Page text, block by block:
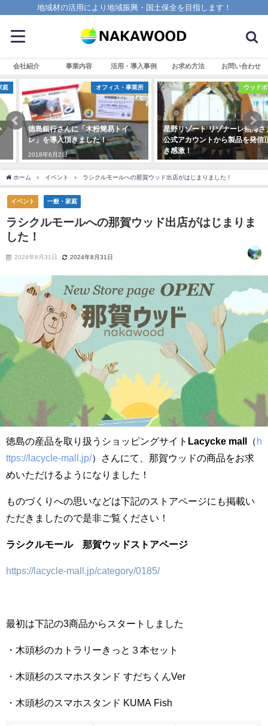
地域材の活用により地域振興・国土保全を目指します！
会社紹介 事業内容 活用・導入事例 お求め方法 お問い合わせ
オフィス・事業所
徳島銀行さんに「木粉簡易トイ
レ」を導入頂きました！
2018年6月2日
ウッドボード
星野リゾート リゾナーレ熱海さま
公式アカウントから製品を発信頂
き感激！
ホーム イベント ラシクルモールへの那賀ウッド出店がはじまりました！
イベント 一般・家庭
ラシクルモールへの那賀ウッド出店がはじまりま
した！
2024年8月31日 2024年8月31日
徳島の産品を取り扱うショッピングサイト Lacycke mall （ h
ttps://lacycle-mall.jp/）さんにて、那賀ウッドの商品をお求
めいただけるようになりました！
ものづくりへの思いなどは下記のストアページにも掲載い
ただきましたので是非ご覧ください！
ラシクルモール 那賀ウッドストアページ
https://lacycle-mall.jp/category/0185/
最初は下記の3商品からスタートしました
・木頭杉のカトラリーきっと３本セット
・木頭杉のスマホスタンド すだちくんVer
・木頭杉のスマホスタンド KUMA Fish